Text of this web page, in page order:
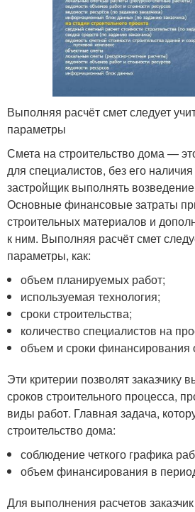
Выполняя расчёт смет следует
параметры
Смета на строительство дома —
для специалистов, без его
застройщик выполнять
Основные финансовые затраты
строительных материалов и
к ним. Выполняя расчёт смет
параметры, как:
объем планируемых работ;
используемая технология;
сроки строительства;
количество специалистов на
объем и сроки финансирования
Эти критерии позволят заказчику
сроков строительного процесса,
виды работ. Главная задача,
строительство дома:
соблюдение четкого графика
объем финансирования в
Для выполнения расчетов